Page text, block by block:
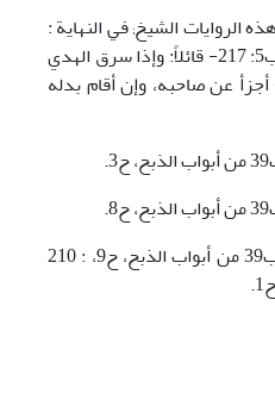
الروايات الشيخ; في النهاية :
260 والمبسوط1: 373 والتهذيب5: 217- قائلاً: وإذا سرق الهدي
عن صاحبه، وإن أقام بدله
. وسائل الشيعة14: 158 ب39 من أبواب الذبح، ح9، : 210